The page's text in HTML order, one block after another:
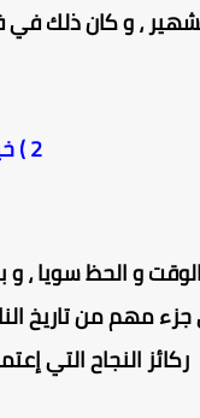
2 ) خينتو يصنع التاريخ في ريال مدريد
مهم من تاريخ
ركائز النجاح التي